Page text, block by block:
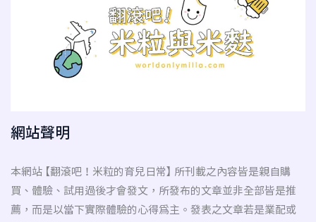
網站聲明
本網站 【翻滾吧！米粒的育兒日常】 所刊載之內容皆是親自購
買、體驗、試用過後才會發文，所發布的文章並非全部皆是推
薦，而是以當下實際體驗的心得為主。發表之文章若是業配或